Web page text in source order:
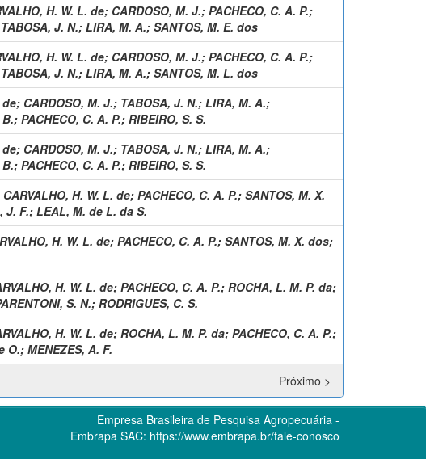
H. W. L. de; CARDOSO, M. J.; PACHECO, C. A. P.;
TABOSA, J. N.; LIRA, M. A.; SANTOS, M. E. dos
H. W. L. de; CARDOSO, M. J.; PACHECO, C. A. P.;
TABOSA, J. N.; LIRA, M. A.; SANTOS, M. L. dos
de; CARDOSO, M. J.; TABOSA, J. N.; LIRA, M. A.;
; PACHECO, C. A. P.; RIBEIRO, S. S.
de; CARDOSO, M. J.; TABOSA, J. N.; LIRA, M. A.;
; PACHECO, C. A. P.; RIBEIRO, S. S.
CARVALHO, H. W. L. de; PACHECO, C. A. P.; SANTOS, M. X.
J. F.; LEAL, M. de L. da S.
H. W. L. de; PACHECO, C. A. P.; SANTOS, M. X. dos;
H. W. L. de; PACHECO, C. A. P.; ROCHA, L. M. P. da;
S. N.; RODRIGUES, C. S.
H. W. L. de; ROCHA, L. M. P. da; PACHECO, C. A. P.;
O.; MENEZES, A. F.
Próximo >
Empresa Brasileira de Pesquisa Agropecuária -
Embrapa SAC: https://www.embrapa.br/fale-conosco